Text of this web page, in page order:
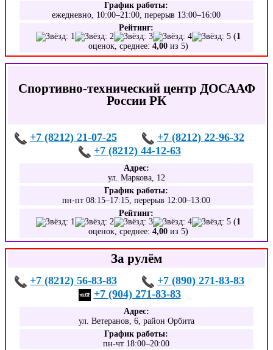
График работы:
ежедневно, 10:00–21:00, перерыв 13:00–16:00
Рейтинг:
(1
оценок, среднее:4,00 из 5)
Спортивно-технический центр ДОСААФ
России РК
+7 (8212) 21-07-25
+7 (8212) 22-96-32
+7 (8212) 44-12-63
Адрес:
ул. Маркова, 12
График работы:
пн-пт 08:15–17:15, перерыв 12:00–13:00
Рейтинг:
(1
оценок, среднее:4,00 из 5)
За рулём
+7 (8212) 56-83-83
+7 (890) 271-83-83
+7 (904) 271-83-83
Адрес:
ул. Ветеранов, 6, район Орбита
График работы:
пн-чт 18:00–20:00